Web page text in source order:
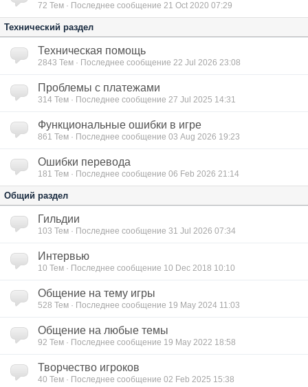
72 Тем · Последнее сообщение 21 Oct 2020 07:29
Технический раздел
Техническая помощь
2843 Тем · Последнее сообщение 22 Jul 2026 23:08
Проблемы с платежами
314 Тем · Последнее сообщение 27 Jul 2025 14:31
Функциональные ошибки в игре
861 Тем · Последнее сообщение 03 Aug 2026 19:23
Ошибки перевода
181 Тем · Последнее сообщение 06 Feb 2026 21:14
Общий раздел
Гильдии
103 Тем · Последнее сообщение 31 Jul 2026 07:34
Интервью
10 Тем · Последнее сообщение 10 Dec 2018 10:10
Общение на тему игры
528 Тем · Последнее сообщение 19 May 2024 11:03
Общение на любые темы
92 Тем · Последнее сообщение 19 May 2022 18:58
Творчество игроков
40 Тем · Последнее сообщение 02 Feb 2025 15:38